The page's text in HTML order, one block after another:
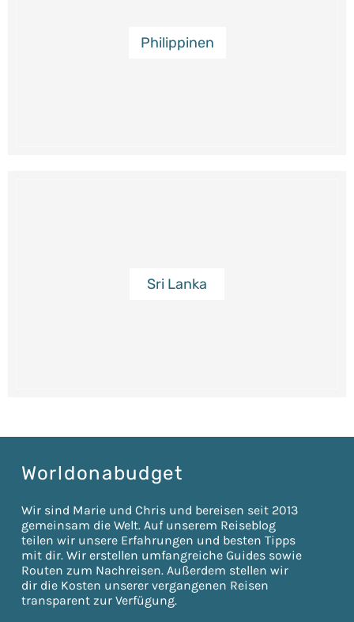
Philippinen
Sri Lanka
Worldonabudget
Wir sind Marie und Chris und bereisen seit 2013
gemeinsam die Welt. Auf unserem Reiseblog
teilen wir unsere Erfahrungen und besten Tipps
mit dir. Wir erstellen umfangreiche Guides sowie
Routen zum Nachreisen. Außerdem stellen wir
dir die Kosten unserer vergangenen Reisen
transparent zur Verfügung.